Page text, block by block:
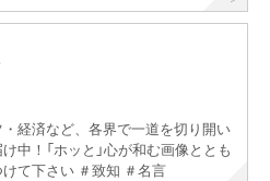
経済など、各界で一道を切り開い
中！「ホッと」心が和む画像ととも
て下さい ＃致知 ＃名言